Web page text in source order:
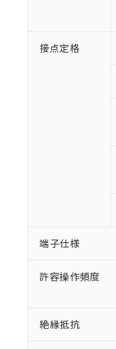
接点定格
端子仕様
許容操作頻度
絶縁抵抗